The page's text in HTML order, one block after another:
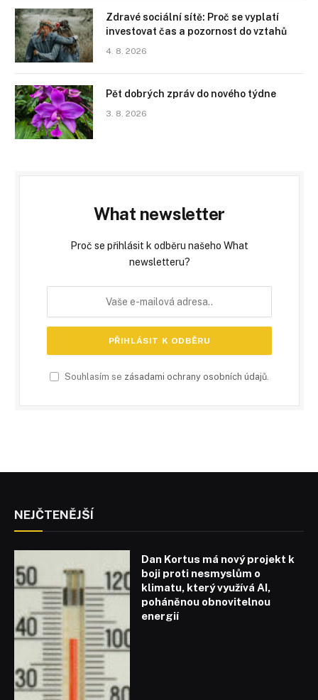
Zdravé sociální sítě: Proč se vyplatí
investovat čas a pozornost do vztahů
4. 8. 2026
Pět dobrých zpráv do nového týdne
3. 8. 2026
What newsletter
Proč se přihlásit k odběru našeho What
newsletteru?
Souhlasím se zásadami ochrany osobních údajů.
NEJČTENĚJŠÍ
Dan Kortus má nový projekt k
boji proti nesmyslům o
klimatu, který využívá AI,
poháněnou obnovitelnou
energií